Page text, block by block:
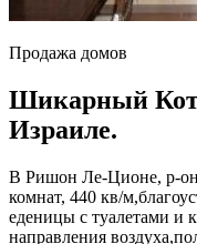
Продажа домов
Шикарный
Израиле.
В Ришон Ле-Ционе, р-
комнат, 440 кв/
еденицы с туалетами и
направления